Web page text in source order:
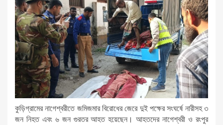
কুড়িগ্রামের নাগেশ্বরীতে জমিজমার বিরোধের জেরে দুই পক্ষের সংঘর্ষে নারীসহ ৩
জন নিহত এবং ৬ জন গুরতর আহত হয়েছেন। আহতদের নাগেশ্বরী ও রংপুর